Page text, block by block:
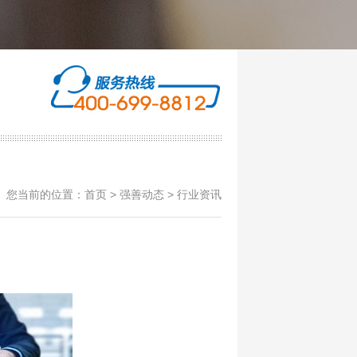
您当前的位置： 首页> 强善动态> 行业资讯